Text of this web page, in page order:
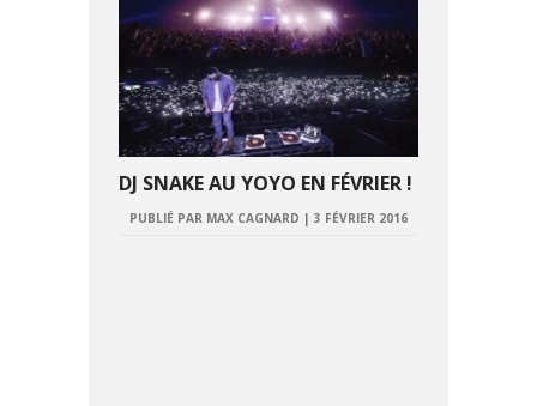
DJ SNAKE AU YOYO EN FÉVRIER !
PUBLIÉ PAR MAX CAGNARD | 3 FÉVRIER 2016